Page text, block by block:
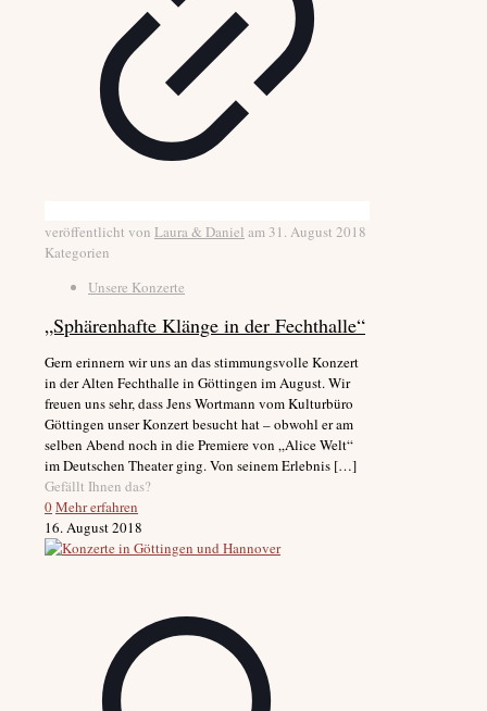
veröffentlicht von Laura & Daniel am 31. August 2018
Kategorien
Unsere Konzerte
„Sphärenhafte Klänge in der Fechthalle“
Gern erinnern wir uns an das stimmungsvolle Konzert
in der Alten Fechthalle in Göttingen im August. Wir
freuen uns sehr, dass Jens Wortmann vom Kulturbüro
Göttingen unser Konzert besucht hat – obwohl er am
selben Abend noch in die Premiere von „Alice Welt“
im Deutschen Theater ging. Von seinem Erlebnis […]
Gefällt Ihnen das?
0Mehr erfahren
16. August 2018